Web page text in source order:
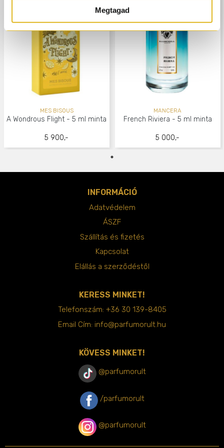
Megtagad
5 900,-
MES BISOUS
A Wondrous Flight - 5 ml minta
5 000,-
MANCERA
French Riviera - 5 ml minta
INFORMÁCIÓ
Adatvédelem
ÁSZF
Szállítás és fizetés
Kapcsolat
Elállás a szerződéstől
KERESS MINKET!
Telefonszám: +36 30 139-8405
Email Cím: info@parfumorult.hu
KÖVESS MINKET!
@parfumorult
/parfumorult
@parfumorult